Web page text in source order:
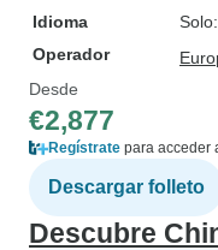
Idioma
Operador
Desde
€2,877
Regístrate para acceder
Descargar folleto
Descubre